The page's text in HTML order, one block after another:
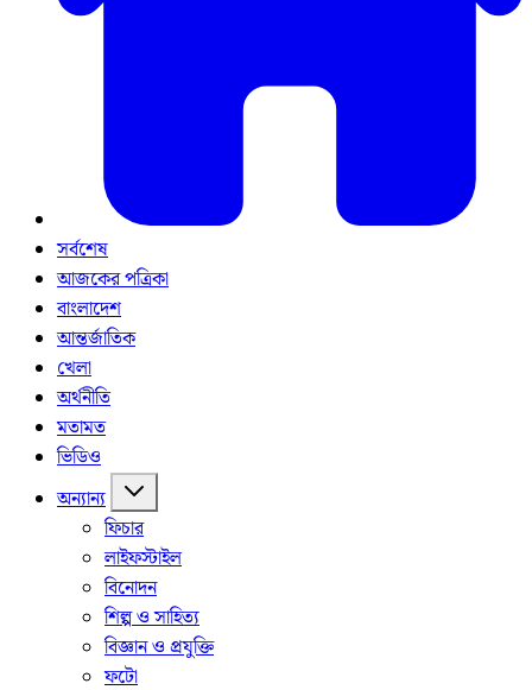
সর্বশেষ
আজকের পত্রিকা
বাংলাদেশ
আন্তর্জাতিক
খেলা
অর্থনীতি
মতামত
ভিডিও
অন্যান্য
ফিচার
লাইফস্টাইল
বিনোদন
শিল্প ও সাহিত্য
বিজ্ঞান ও প্রযুক্তি
ফটো